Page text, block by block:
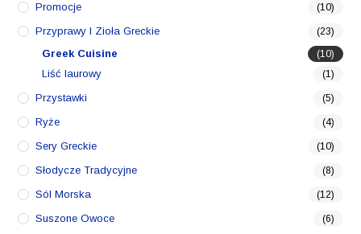
Promocje (10)
Przyprawy I Zioła Greckie (23)
Greek Cuisine (10)
Liść laurowy (1)
Przystawki (5)
Ryże (4)
Sery Greckie (10)
Słodycze Tradycyjne (8)
Sól Morska (12)
Suszone Owoce (6)